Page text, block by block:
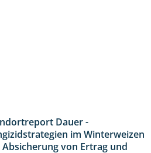
5:10
Dauer -
im Winterweizen
von Ertrag und